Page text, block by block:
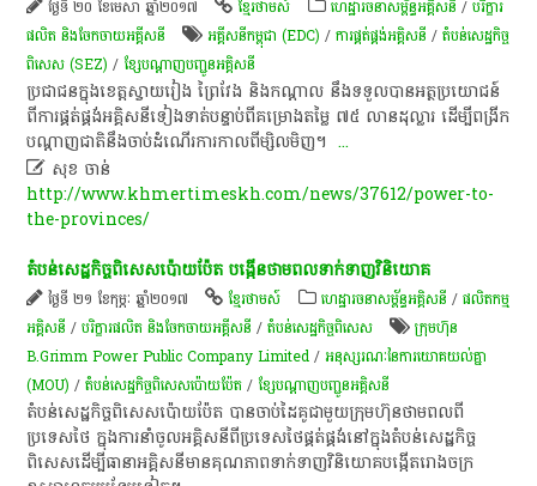
ថ្ងៃទី ២០ ខែមេសា ឆ្នាំ២០១៧ ខ្មែរថាមស៍ ហេដ្ឋារចនាសម្ព័ន្ធអគ្គិសនី /បរិក្ខារ
ផលិត និងចែកចាយអគ្គីសនី
​អគ្គីសនី​កម្ពុជា (EDC) /ការ​ផ្គត់ផ្គង់​អគ្គិសនី /តំបន់សេដ្ឋកិច្ច
ពិសេស (SEZ) /ខ្សែ​បណ្តាញ​បញ្ជូន​អគ្គិសនី​
​ប្រជាជន​ក្នុង​ខេត្តស្វាយរៀង​ ព្រៃវែង​ និង​កណ្តាល​ នឹង​ទទួល​បាន​អត្ថប្រយោជន៍​
ពី​ការ​ផ្គត់ផ្គង់​អគ្គិសនី​ទៀងទាត់​បន្ទាប់​ពី​គម្រោង​តម្លៃ​ ៧៥​ លាន​ដុល្លារ​ ដើម្បី​ពង្រីក​
បណ្តាញ​ជាតិ​នឹង​ចាប់​ដំណើរការ​កាលពី​ម្សិលមិញ​។​ ​...
 សុខ ចាន់
http://www.khmertimeskh.com/news/37612/power-to-
the-provinces/
តំបន់​សេដ្ឋកិច្ច​ពិសេស​ប៉ោយប៉ែត ​បង្កើន​ថាមពល​ទាក់ទាញ​វិនិយោគ​
ថ្ងៃទី ២១ ខែកុម្ភៈ ឆ្នាំ២០១៧ ខ្មែរថាមស៍ ហេដ្ឋារចនាសម្ព័ន្ធអគ្គិសនី /ផលិតកម្ម
អគ្គិសនី /បរិក្ខារផលិត និងចែកចាយអគ្គីសនី /តំបន់សេដ្ឋកិច្ចពិសេស
ក្រុមហ៊ុន
B.Grimm Power Public Company Limited /អនុស្សរណៈនៃការយោគយល់គ្នា
(MOU) /តំបន់​សេដ្ឋកិច្ច​ពិសេស​ប៉ោយប៉ែត /ខ្សែ​បណ្តាញ​បញ្ជូន​អគ្គិសនី​
តំបន់​សេដ្ឋកិច្ច​ពិសេស​ប៉ោយប៉ែត បាន​ចាប់​ដៃគូ​ជាមួយ​ក្រុមហ៊ុន​ថាមពល​ពី​
ប្រទេស​ថៃ ក្នុង​ការ​នាំ​ចូល​អគ្គិសនី​ពី​ប្រទេស​ថៃ​ផ្គត់ផ្គង់​នៅ​ក្នុង​តំបន់​សេដ្ឋកិច្ច​
ពិសេសដើម្បី​ធានា​អគ្គិសនី​មាន​គុណភាពទាក់ទាញ​វិនិយោគបង្កើត​រោងចក្រ​